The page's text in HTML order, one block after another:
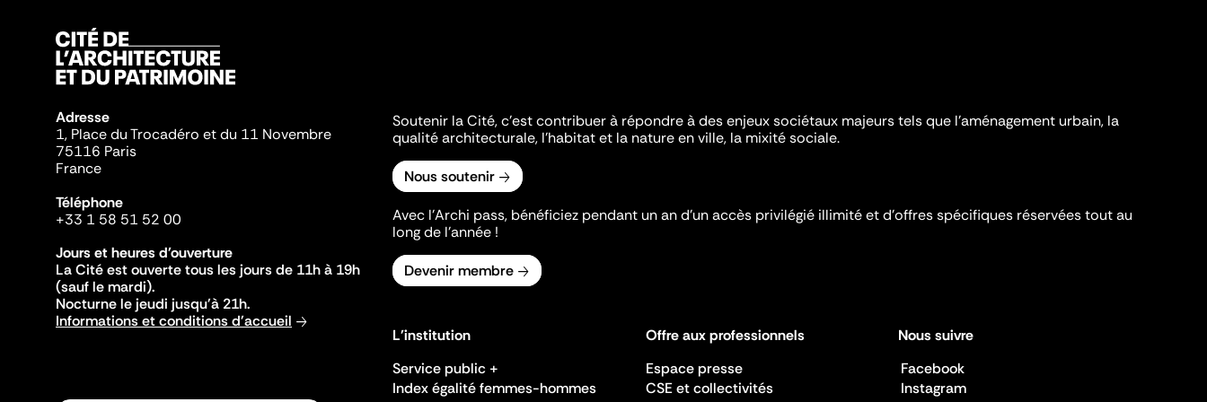
Adresse
1, Place du Trocadéro et du 11 Novembre
75116 Paris
France
Téléphone
+33 1 58 51 52 00
Jours et heures d'ouverture
La Cité est ouverte tous les jours de 11h à 19h
(sauf le mardi).
Nocturne le jeudi jusqu'à 21h.
Informations et conditions d'accueil
Soutenir la Cité, c'est contribuer à répondre à des enjeux sociétaux majeurs tels que l'aménagement urbain, la
qualité architecturale, l'habitat et la nature en ville, la mixité sociale.
Nous soutenir
Avec l’Archi pass, bénéficiez pendant un an d’un accès privilégié illimité et d’offres spécifiques réservées tout au
long de l’année !
Devenir membre
L'institution
Service public +
Index égalité femmes-hommes
Offre aux professionnels
Espace presse
CSE et collectivités
Nous suivre
Facebook
Instagram